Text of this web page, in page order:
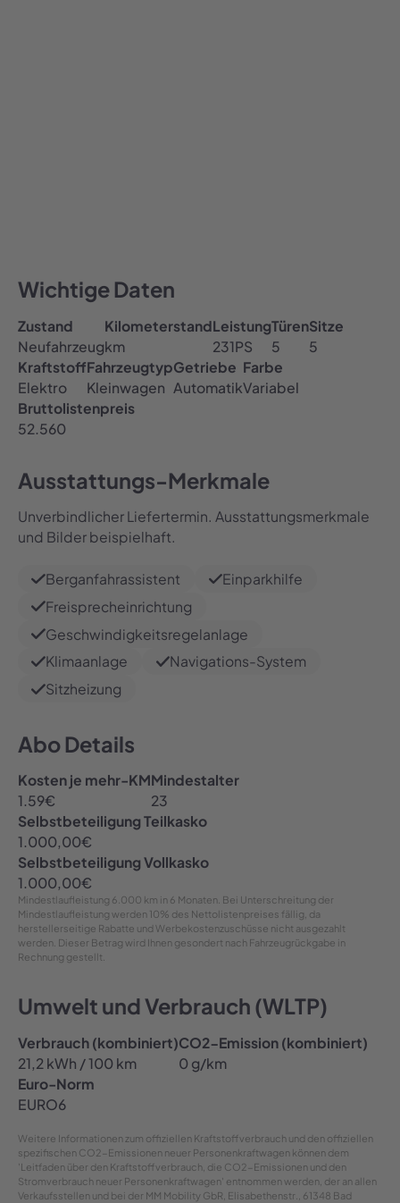
Wichtige Daten
Zustand
Neufahrzeug
Kilometerstand
km
Leistung
231PS
Türen
5
Sitze
5
Kraftstoff
Elektro
Fahrzeugtyp
Kleinwagen
Getriebe
Automatik
Farbe
Variabel
Bruttolistenpreis
52.560
Ausstattungs-Merkmale
Unverbindlicher Liefertermin. Ausstattungsmerkmale
und Bilder beispielhaft.
Berganfahrassistent
Einparkhilfe
Freisprecheinrichtung
Geschwindigkeitsregelanlage
Klimaanlage
Navigations-System
Sitzheizung
Abo Details
Kosten je mehr-KM
1.59€
Mindestalter
23
Selbstbeteiligung Teilkasko
1.000,00€
Selbstbeteiligung Vollkasko
1.000,00€
Mindestlaufleistung 6.000 km in 6 Monaten . Bei Unterschreitung der
Mindestlaufleistung werden 10% des Nettolistenpreises fällig, da
herstellerseitige Rabatte und Werbekostenzuschüsse nicht ausgezahlt
werden. Dieser Betrag wird Ihnen gesondert nach Fahrzeugrückgabe in
Rechnung gestellt.
Umwelt und Verbrauch (WLTP)
Verbrauch (kombiniert)
21,2 kWh / 100 km
CO2-Emission (kombiniert)
0 g/km
Euro-Norm
EURO6
Weitere Informationen zum offiziellen Kraftstoffverbrauch und den offiziellen
spezifischen CO2-Emissionen neuer Personenkraftwagen können dem
'Leitfaden über den Kraftstoffverbrauch, die CO2-Emissionen und den
Stromverbrauch neuer Personenkraftwagen' entnommen werden, der an allen
Verkaufsstellen und bei der MM Mobility GbR, Elisabethenstr., 61348 Bad